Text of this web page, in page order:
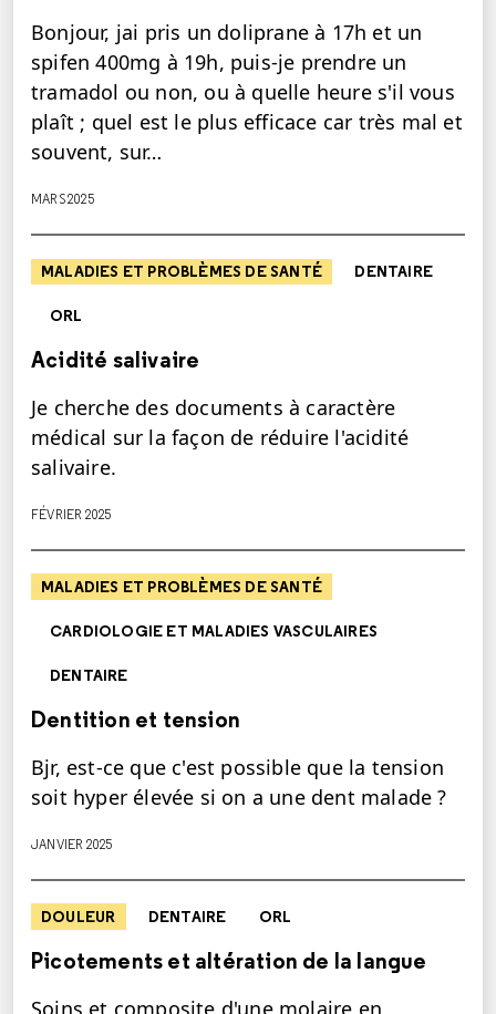
Bonjour, jai pris un doliprane à 17h et un
spifen 400mg à 19h, puis-je prendre un
tramadol ou non, ou à quelle heure s'il vous
plaît ; quel est le plus efficace car très mal et
souvent, sur…
MARS 2025
MALADIES ET PROBLÈMES DE SANTÉ DENTAIRE
ORL
Acidité salivaire
Je cherche des documents à caractère
médical sur la façon de réduire l'acidité
salivaire.
FÉVRIER 2025
MALADIES ET PROBLÈMES DE SANTÉ
CARDIOLOGIE ET MALADIES VASCULAIRES
DENTAIRE
Dentition et tension
Bjr, est-ce que c'est possible que la tension
soit hyper élevée si on a une dent malade ?
JANVIER 2025
DOULEUR DENTAIRE ORL
Picotements et altération de la langue
Soins et composite d'une molaire en